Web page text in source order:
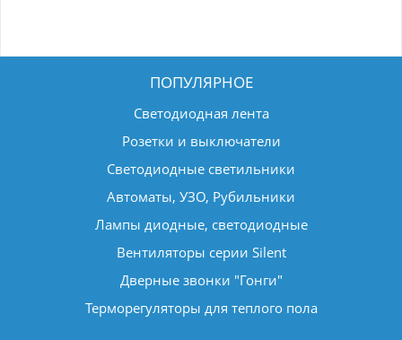
ПОПУЛЯРНОЕ
Светодиодная лента
Розетки и выключатели
Светодиодные светильники
Автоматы, УЗО, Рубильники
Лампы диодные, светодиодные
Вентиляторы серии Silent
Дверные звонки "Гонги"
Терморегуляторы для теплого пола